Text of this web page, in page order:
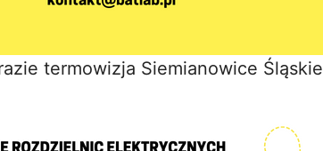
termowizja Siemianowice Śląskie